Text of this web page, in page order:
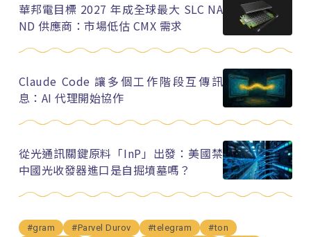
華邦電目標 2027 年成全球最大 SLC NA
ND 供應商：市場低估 CMX 需求
Claude Code 讓多個工作階段互傳訊
息：AI 代理開始協作
從光通訊關鍵原料「InP」出發：美國禁
中國光收發器進口是自掘墳墓嗎？
#gram #Parvel Durov #telegram
#ton